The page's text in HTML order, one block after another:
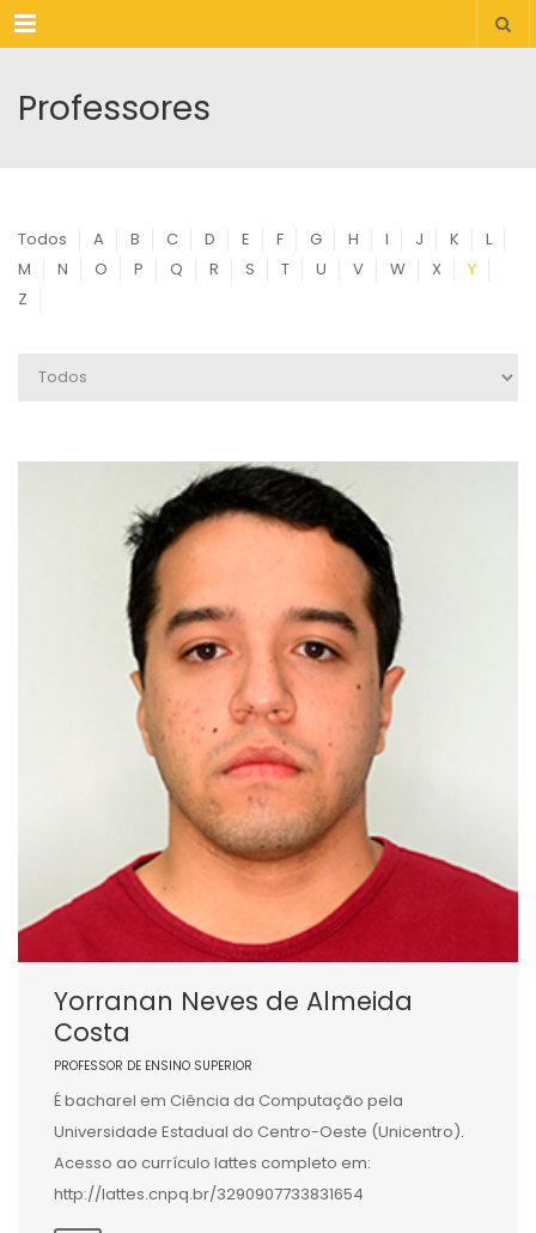
Menu
Professores
Todos A B C D E F G H I J K
L
M
N O P Q R S T U V W X
Y
Z
Yorranan Neves de Almeida
Costa
PROFESSOR DE ENSINO SUPERIOR
É bacharel em Ciência da Computação pela
Universidade Estadual do Centro-Oeste (Unicentro).
Acesso ao currículo lattes completo em:
http://lattes.cnpq.br/3290907733831654